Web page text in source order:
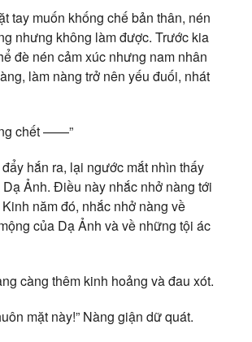
tay muốn khống chế bản thân, nén
nhưng không làm được. Trước kia
đè nén cảm xúc nhưng nam nhân
làm nàng trở nên yếu đuối, nhát
chết ——”
hắn ra, lại ngước mắt nhìn thấy
Ảnh. Điều này nhắc nhở nàng tới
năm đó, nhắc nhở nàng về
của Dạ Ảnh và về những tội ác
càng thêm kinh hoảng và đau xót.
mặt này!” Nàng giận dữ quát.